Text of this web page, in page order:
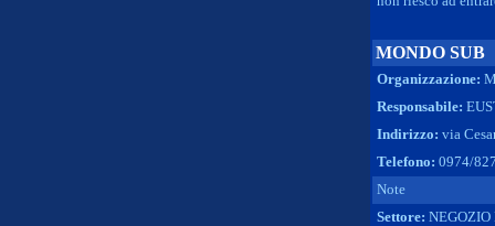
MONDO SUB
Organizzazione:
Responsabile:
Indirizzo: via
Telefono: 0974/
Note
Settore: NEGOZIO